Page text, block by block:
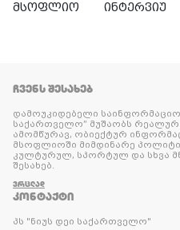
მსოფლიო
ინტერვიუ
ᲩᲕᲔᲜᲡ ᲨᲔᲡᲐᲮᲔᲑ
დამოუკიდებელი საინფორმაციო
საქართველო” მუშაობს რეალურ
ამომწურავ, ობიექტურ
მსოფლიოში მიმდინარე
კულტურულ, სპორტულ და სხვა
შესახებ.
ᲕᲠᲪᲚᲐᲓ
ᲙᲝᲜᲢᲐᲥᲢᲘ
პს "ნიუს დეი საქართველო"